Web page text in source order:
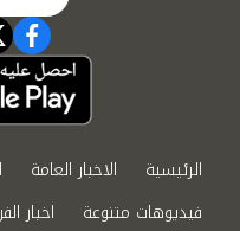
الرئيسية الاخبار العامة
فيديوهات متنوعة
اخبار